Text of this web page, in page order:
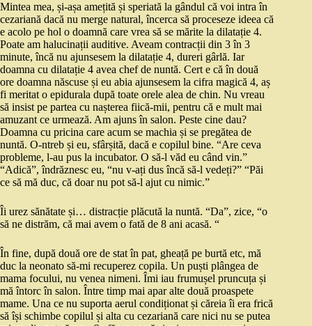
Mintea mea, și-așa amețită și speriată la gândul că voi intra în
cezariană dacă nu merge natural, încerca să proceseze ideea că
e acolo pe hol o doamnă care vrea să se mărite la dilatație 4.
Poate am halucinații auditive. Aveam contracții din 3 în 3
minute, încă nu ajunsesem la dilatație 4, dureri gârlă. Iar
doamna cu dilatație 4 avea chef de nuntă. Cert e că în două
ore doamna născuse și eu abia ajunsesem la cifra magică 4, aș
fi meritat o epidurala după toate orele alea de chin. Nu vreau
să insist pe partea cu nașterea fiică-mii, pentru că e mult mai
amuzant ce urmează. Am ajuns în salon. Peste cine dau?
Doamna cu pricina care acum se machia și se pregătea de
nuntă. O-ntreb și eu, sfârșită, dacă e copilul bine. “Are ceva
probleme, l-au pus la incubator. O să-l văd eu când vin.”
“Adică”, îndrăznesc eu, “nu v-ați dus încă să-l vedeți?” “Păi
ce să mă duc, că doar nu pot să-l ajut cu nimic.”
Îi urez sănătate și… distracție plăcută la nuntă. “Da”, zice, “o
să ne distrăm, că mai avem o fată de 8 ani acasă. “
În fine, după două ore de stat în pat, gheață pe burtă etc, mă
duc la neonato să-mi recuperez copila. Un puști plângea de
mama focului, nu venea nimeni. Îmi iau frumușel pruncuța și
mă întorc în salon. Între timp mai apar alte două proaspete
mame. Una ce nu suporta aerul condiționat și căreia îi era frică
să își schimbe copilul și alta cu cezariană care nici nu se putea